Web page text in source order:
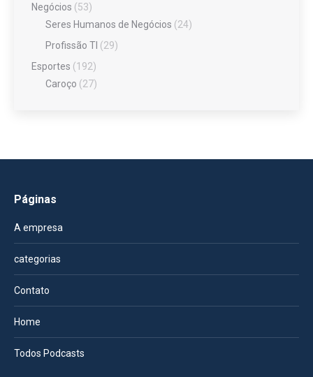
Negócios (53)
Seres Humanos de Negócios (24)
Profissão TI (29)
Esportes (192)
Caroço (27)
Páginas
A empresa
categorias
Contato
Home
Todos Podcasts